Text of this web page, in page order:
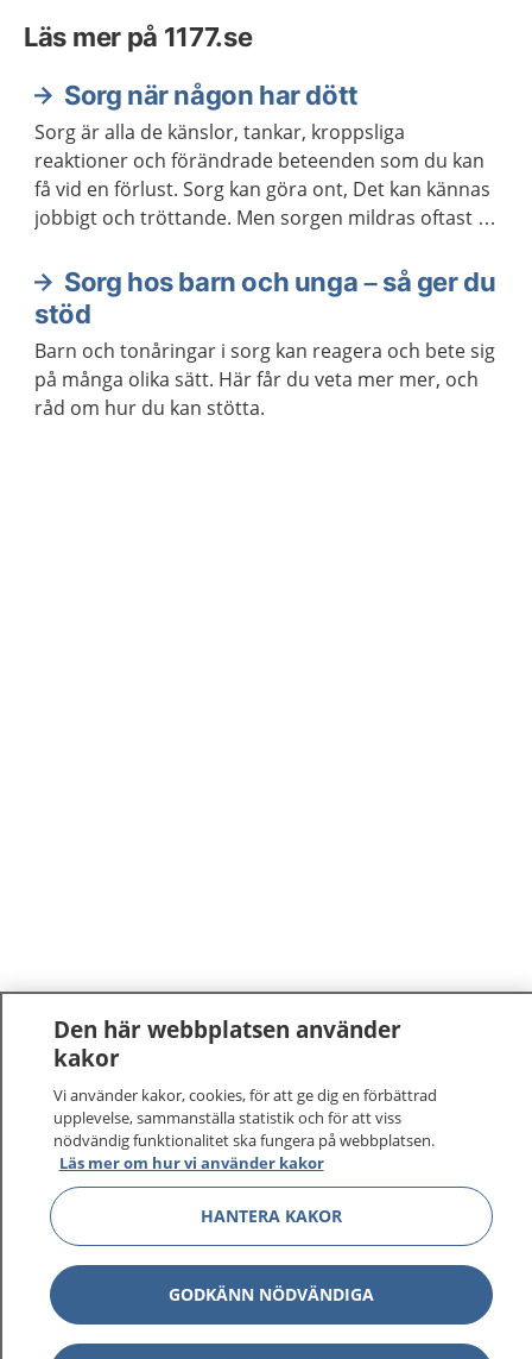
Läs mer på 1177.se
Sorg när någon har dött
Sorg är alla de känslor, tankar, kroppsliga
reaktioner och förändrade beteenden som du kan
få vid en förlust. Sorg kan göra ont, Det kan kännas
jobbigt och tröttande. Men sorgen mildras oftast så
Sorg hos barn och unga – så ger du
stöd
Barn och tonåringar i sorg kan reagera och bete sig
på många olika sätt. Här får du veta mer mer, och
råd om hur du kan stötta.
1177–tryggt om din hälsa och vård
På 1177.se får du råd om hälsa och information om
sjukdomar och vilka mottagningar du kan kontakta.
Logga in för att läsa din journal och göra dina
Den här webbplatsen använder
kakor
Vi använder kakor, cookies, för att ge dig en förbättrad
upplevelse, sammanställa statistik och för att viss
nödvändig funktionalitet ska fungera på webbplatsen.
Läs mer om hur vi använder kakor
HANTERA KAKOR
GODKÄNN NÖDVÄNDIGA